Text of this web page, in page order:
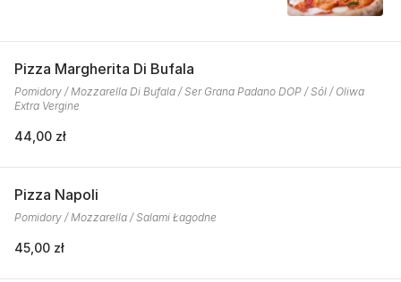
Pizza Margherita Di Bufala
Pomidory / Mozzarella Di Bufala / Ser Grana Padano DOP / Sól / Oliwa
Extra Vergine
44,00 zł
Pizza Napoli
Pomidory / Mozzarella / Salami Łagodne
45,00 zł